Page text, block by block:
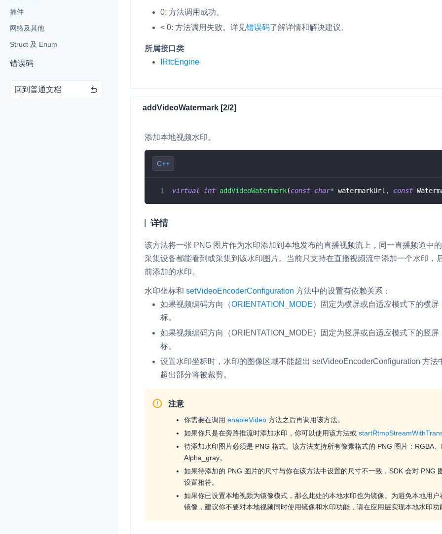
人与人、人与物、物与物的实时互动连接
开通和管理声网各项产品服务的统一
插件
网络及其他
Struct 及 Enum
错误码
回到普通文档
0: 方法调用成功。
< 0: 方法调用失败。 详见错误码了解详情和解决建议。
所属接口类
IRtcEngine
addVideoWatermark [2/2]
添加本地视频水印。
C++
virtual int addVideoWatermark(const char* watermarkUrl , const
详情
该方法将一张 PNG 图片作为水印添加到本地发布的直播视频流上，同一直播频道中
采集设备都能看到或采集到该水印图片。当前只支持在直播视频流中添加一个水印，
前添加的水印。
水印坐标和 setVideoEncoderConfiguration 方法中的设置有依赖关系：
如果视频编码方向（ORIENTATION_MODE）固定为横屏或自适应模式下的横
标。
如果视频编码方向（ORIENTATION_MODE）固定为竖屏或自适应模式下的竖
标。
设置水印坐标时，水印的图像区域不能超出 setVideoEncoderConfiguration 方法
超出部分将被裁剪。
注意
你需要在调用 enableVideo 方法之后再调用该方法。
如果你只是在旁路推流时添加水印，你可以使用该方法或
待添加水印图片必须是 PNG 格式。该方法支持所有像素格式的 PNG 图片：RGBA
Alpha_gray。
如果待添加的 PNG 图片的尺寸与你在该方法中设置的尺寸不一致，SDK 会对 PNG
设置相符。
如果你已设置本地视频为镜像模式，那么此处的本地水印也为镜像。为避免本地用
镜像，建议你不要对本地视频同时使用镜像和水印功能，请在应用层实现本地水印功